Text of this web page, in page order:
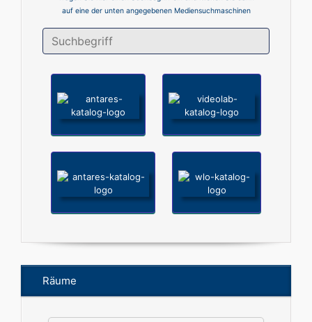
auf eine der unten angegebenen Mediensuchmaschinen
Räume